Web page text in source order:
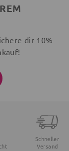
dir 10%
Schneller
Versand